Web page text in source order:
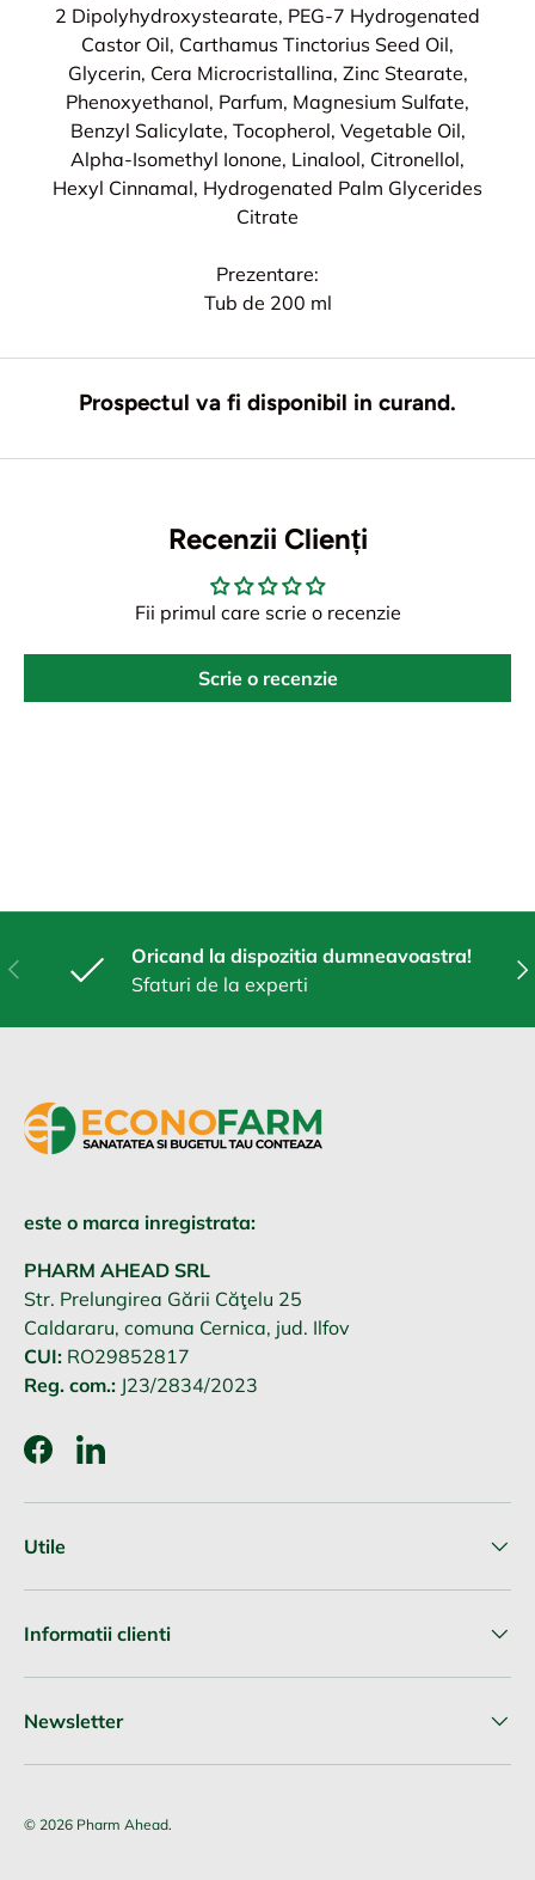
2 Dipolyhydroxystearate, PEG-7 Hydrogenated
Castor Oil, Carthamus Tinctorius Seed Oil,
Glycerin, Cera Microcristallina, Zinc Stearate,
Phenoxyethanol, Parfum, Magnesium Sulfate,
Benzyl Salicylate, Tocopherol, Vegetable Oil,
Alpha-Isomethyl Ionone, Linalool, Citronellol,
Hexyl Cinnamal, Hydrogenated Palm Glycerides
Citrate
Prezentare:
Tub de 200 ml
Prospectul va fi disponibil in curand.
Recenzii Clienți
Fii primul care scrie o recenzie
Scrie o recenzie
Anterior
Oricand la dispozitia dumneavoastra!
Sfaturi de la experti
este o marca inregistrata:
PHARM AHEAD SRL
Str. Prelungirea Gării Căţelu 25
Caldararu, comuna Cernica, jud. Ilfov
CUI: RO29852817
Reg. com.: J23/2834/2023
FacebookLinkedIn
Utile
Informatii clienti
Newsletter
© 2026 Pharm Ahead.